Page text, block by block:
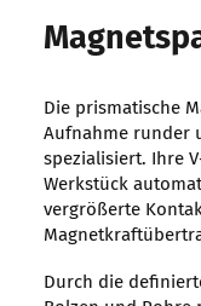
Die prismatische
Aufnahme runder
spezialisiert. Ihre
Werkstück
vergrößerte
Durch die